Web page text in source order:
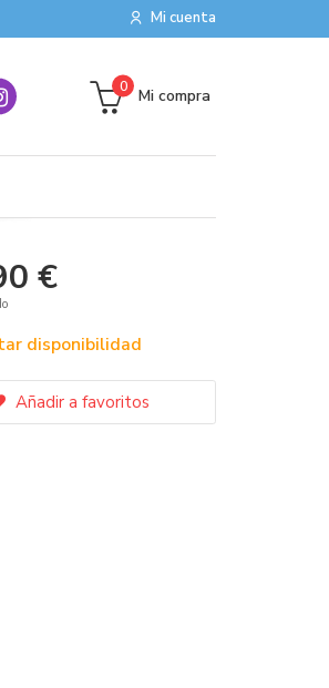
Mi cuenta
Mi compra
0
€
disponibilidad
Añadir a favoritos